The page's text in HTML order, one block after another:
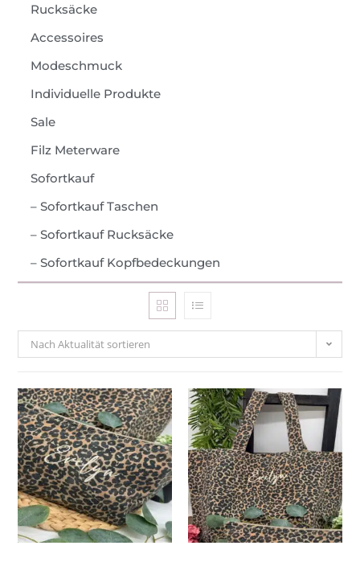
Rucksäcke
Accessoires
Modeschmuck
Individuelle Produkte
Sale
Filz Meterware
Sofortkauf
– Sofortkauf Taschen
– Sofortkauf Rucksäcke
– Sofortkauf Kopfbedeckungen
Nach Aktualität sortieren